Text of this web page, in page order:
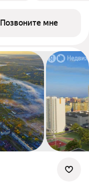
Позвоните мне